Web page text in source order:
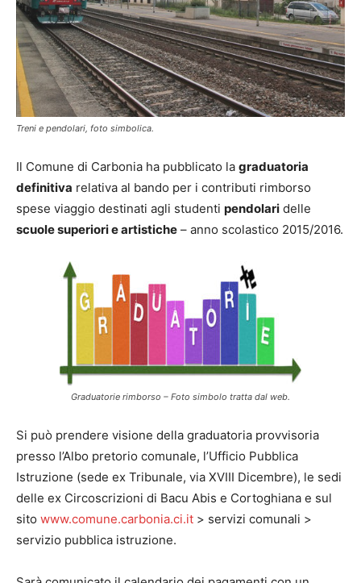
Treni e pendolari, foto simbolica.
Il Comune di Carbonia ha pubblicato la graduatoria
definitiva relativa al bando per i contributi rimborso
spese viaggio destinati agli studenti pendolari delle
scuole superiori e artistiche – anno scolastico 2015/2016.
Graduatorie rimborso – Foto simbolo tratta dal web.
Si può prendere visione della graduatoria provvisoria
presso l’Albo pretorio comunale, l’Ufficio Pubblica
Istruzione (sede ex Tribunale, via XVIII Dicembre), le sedi
delle ex Circoscrizioni di Bacu Abis e Cortoghiana e sul
sito www.comune.carbonia.ci.it > servizi comunali >
servizio pubblica istruzione.